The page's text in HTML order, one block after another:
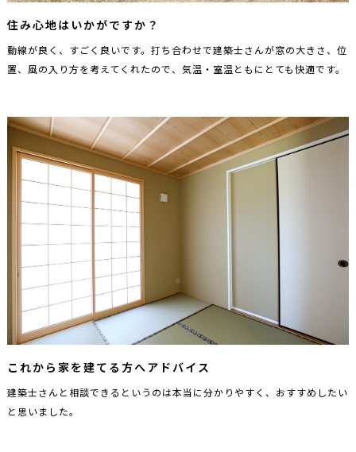
住み心地はいかがですか？
動線が良く、すごく良いです。打ち合わせで建築士さんが窓の大きさ、位
置、風の入り方を考えてくれたので、気温・室温ともにとても快適です。
これから家を建てる方へアドバイス
建築士さんと相談できるというのは本当に分かりやすく、おすすめしたい
と思いました。